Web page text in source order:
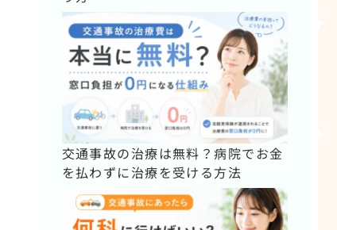
交通事故の治療は無料？病院でお金
を払わずに治療を受ける方法